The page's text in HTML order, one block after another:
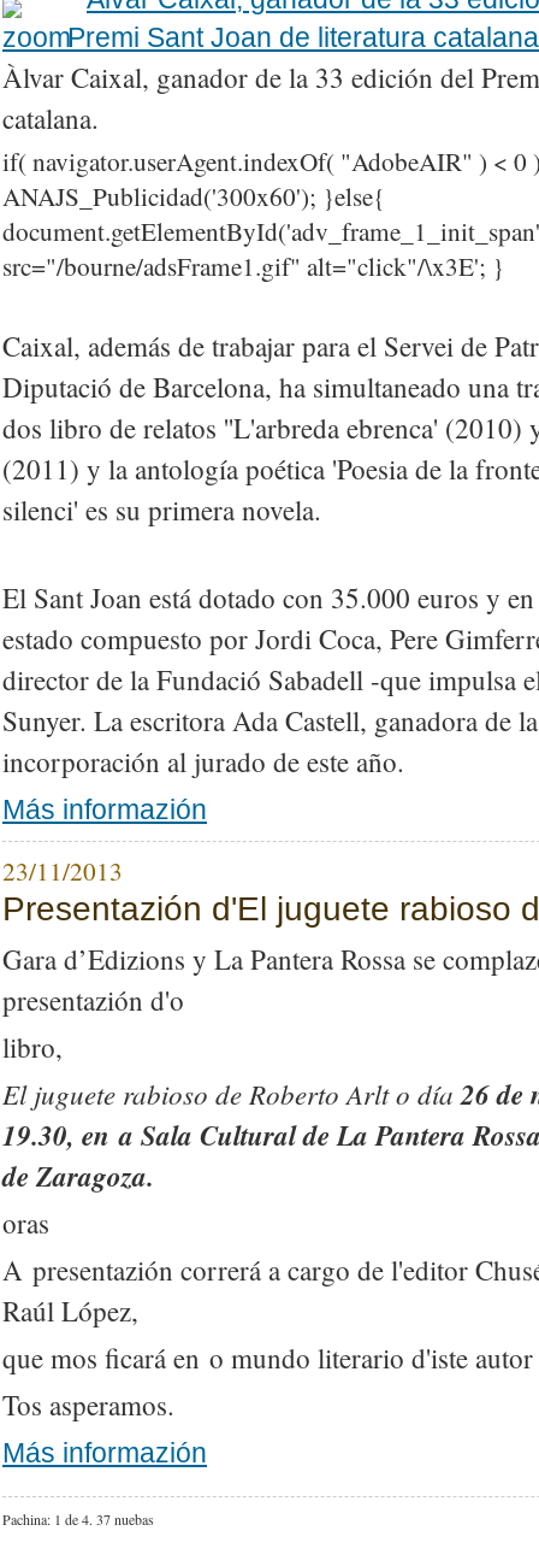
Àlvar Caixal, ganador de la 33 edición del
catalana.
if( navigator.userAgent.indexOf( "AdobeAIR" ) < 0
ANAJS_Publicidad('300x60'); }else{
src="/bourne/adsFrame1.gif" alt="click"/\x3E'; }
Caixal, además de trabajar para el Servei de
Diputació de Barcelona, ha simultaneado una
dos libro de relatos ''L'arbreda ebrenca' (2010)
(2011) y la antología poética 'Poesia de la
silenci' es su primera novela.
El Sant Joan está dotado con 35.000 euros y
estado compuesto por Jordi Coca, Pere
director de la Fundació Sabadell -que impulsa
Sunyer. La escritora Ada Castell, ganadora de
incorporación al jurado de este año.
Más informazión
23/11/2013
Presentazión d'El juguete rabioso
Gara d’Edizions y La Pantera Rossa se
presentazión d'o
libro,
El juguete rabioso de Roberto Arlt o día 26 de
19.30, en a Sala Cultural de La Pantera
de Zaragoza.
oras
A presentazión correrá a cargo de l'editor
Raúl López,
que mos ficará en o mundo literario d'iste
Tos asperamos.
Más informazión
Pachina: 1 de 4. 37 nuebas